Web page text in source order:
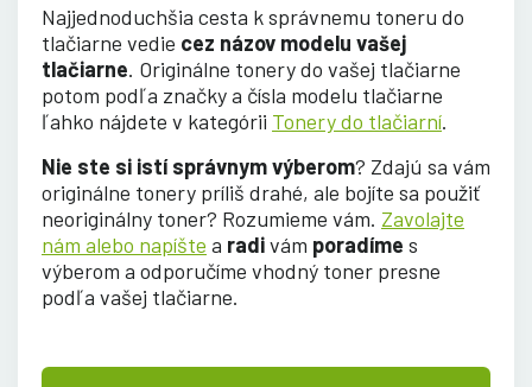
Najjednoduchšia cesta k správnemu toneru do
tlačiarne vedie cez názov modelu vašej
tlačiarne. Originálne tonery do vašej tlačiarne
potom podľa značky a čísla modelu tlačiarne
ľahko nájdete v kategórii Tonery do tlačiarní.
Nie ste si istí správnym výberom? Zdajú sa vám
originálne tonery príliš drahé, ale bojíte sa použiť
neoriginálny toner? Rozumieme vám. Zavolajte
nám alebo napíšte a radivám poradíme s
výberom a odporučíme vhodný toner presne
podľa vašej tlačiarne.